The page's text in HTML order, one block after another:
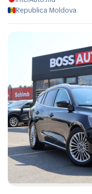
Republica Moldova